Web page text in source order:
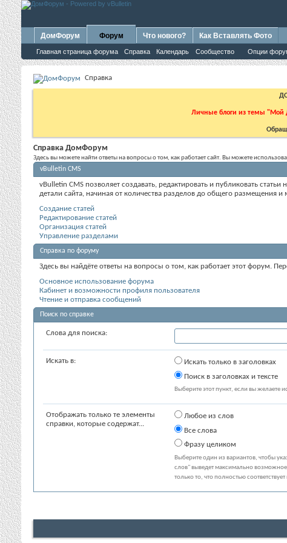
ДомФорум Форум
Главная страница форума Справка Календарь Сообщество Опции
Что нового? Как Вставлять Фото
Справка
Личные блоги из темы "Мой
Справка ДомФорум
Здесь вы можете найти ответы на вопросы о том, как работает сайт. Вы можете
vBulletin CMS
vBulletin CMS позволяет создавать, редактировать и публиковать
детали сайта, начиная от количества разделов до общего размещения
Создание статей
Редактирование статей
Организация статей
Управление разделами
Справка по форуму
Здесь вы найдёте ответы на вопросы о том, как работает этот форум.
Основное использование форума
Кабинет и возможности профиля пользователя
Чтение и отправка сообщений
Поиск по справке
Слова для поиска:
Искать в:
Искать только в заголовках
Поиск в заголовках и тексте
Выберите этот пункт, если вы желаете
Отображать только те элементы
справки, которые содержат...
Любое из слов
Все слова
Фразу целиком
Выберите один из вариантов, чтобы
слов" выведет максимально возможное
только то, что полностью